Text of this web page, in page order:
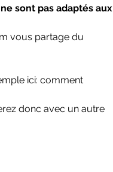
sont pas adaptés aux
vous partage du
ici: comment
donc avec un autre